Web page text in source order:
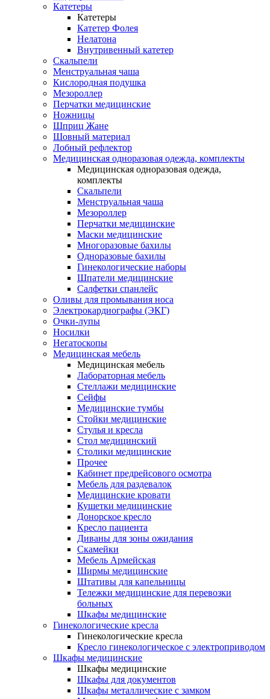
Катетеры
Катетеры
Катетер Фолея
Нелатона
Внутривенный катетер
Скальпели
Менструальная чаша
Кислородная подушка
Мезороллер
Перчатки медицинские
Ножницы
Шприц Жане
Шовный материал
Лобный рефлектор
Медицинская одноразовая одежда, комплекты
Медицинская одноразовая одежда,
комплекты
Скальпели
Менструальная чаша
Мезороллер
Перчатки медицинские
Маски медицинские
Многоразовые бахилы
Одноразовые бахилы
Гинекологические наборы
Шпатели медицинские
Салфетки спанлейс
Оливы для промывания носа
Электрокардиографы (ЭКГ)
Очки-лупы
Носилки
Негатоскопы
Медицинская мебель
Медицинская мебель
Лабораторная мебель
Стеллажи медицинские
Сейфы
Медицинские тумбы
Стойки медицинские
Cтулья и кресла
Стол медицинский
Столики медицинские
Прочее
Кабинет предрейсового осмотра
Мебель для раздевалок
Медицинские кровати
Кушетки медицинские
Донорское кресло
Кресло пациента
Диваны для зоны ожидания
Скамейки
Мебель Армейская
Ширмы медицинские
Штативы для капельницы
Тележки медицинские для перевозки
больных
Шкафы медицинские
Гинекологические кресла
Гинекологические кресла
Кресло гинекологическое с электроприводом
Шкафы медицинские
Шкафы медицинские
Шкафы для документов
Шкафы металлические с замком